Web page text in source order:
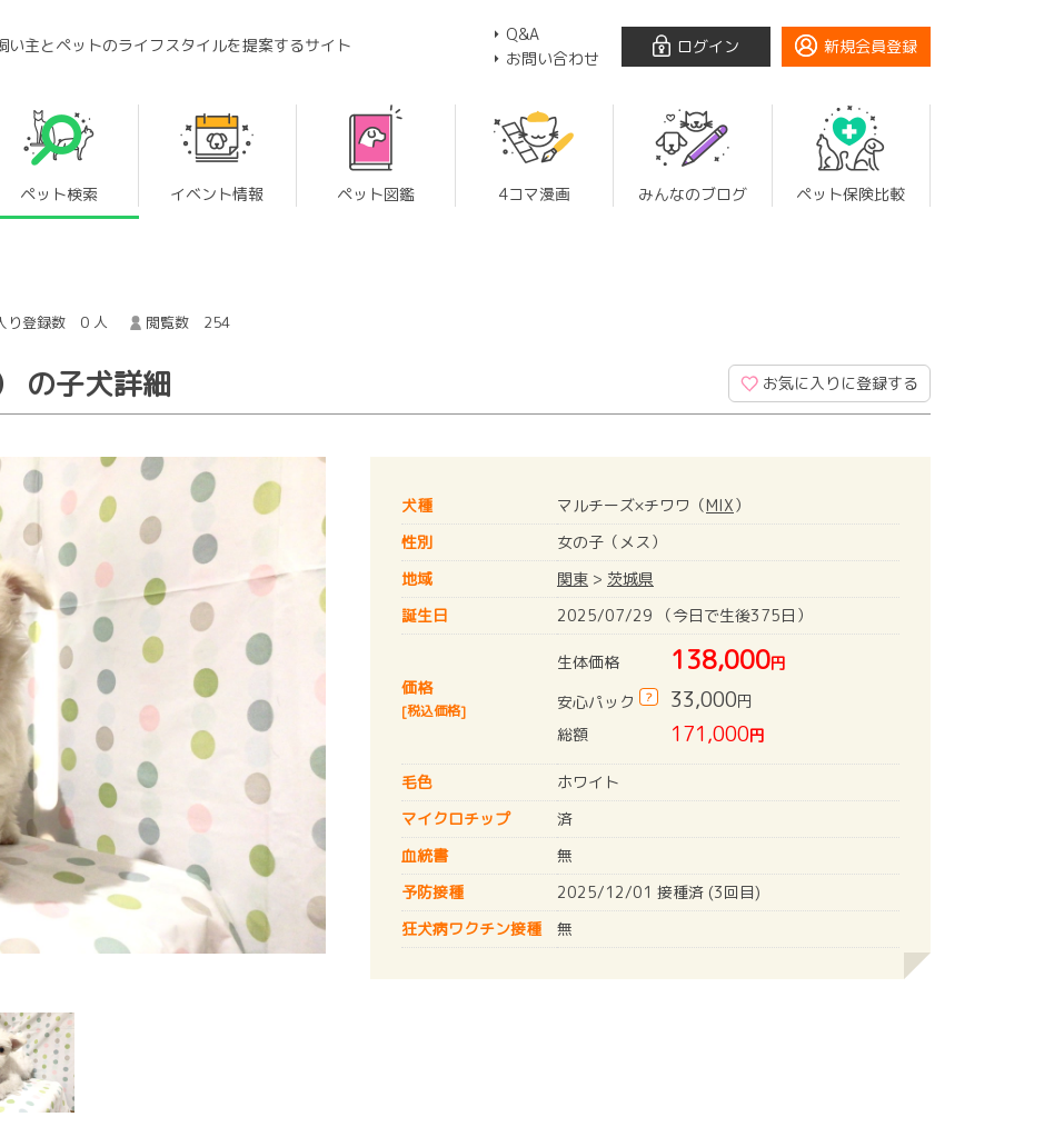
い主とペットのライフスタイルを提案するサイト
Q&A
お問い合わせ
ログイン 新規会員登録
ペット検索 イベント情報 ペット図鑑 4コマ漫画 みんなのブログ ペット保険比較
り登録数 0 人 閲覧数 254
の子犬詳細 お気に入りに登録する
犬種 マルチーズ×チワワ（MIX）
性別
女の子（メス）
地域
関東 > 茨城県
誕生日
2025/07/29 （今日で生後375日）
価格
[税込価格]
生体価格 138,000円
安心パック
? 33,000円
総額
171,000円
毛色
ホワイト
マイクロチップ
済
血統書
無
予防接種
2025/12/01 接種済 (3回目)
狂犬病ワクチン接種 無